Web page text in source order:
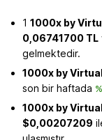
1 1000x by
0,06741700 TL
gelmektedir.
1000x by
son bir haftada
1000x by
$0,00207209